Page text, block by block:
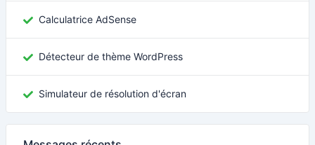
Calculatrice AdSense
Détecteur de thème WordPress
Simulateur de résolution d'écran